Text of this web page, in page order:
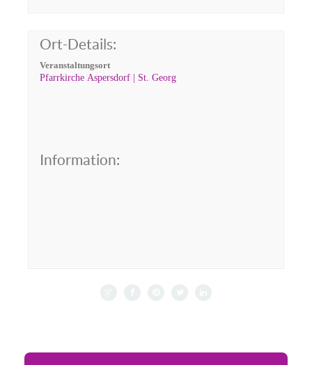
Ort-Details:
Veranstaltungsort
Pfarrkirche Aspersdorf | St. Georg
Information: